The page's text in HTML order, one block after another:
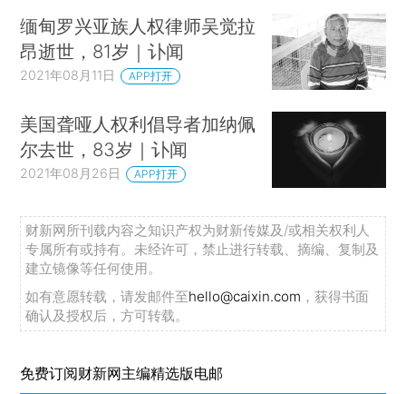
缅甸罗兴亚族人权律师吴觉拉
昂逝世，81岁｜讣闻
2021年08月11日 APP打开
美国聋哑人权利倡导者加纳佩
尔去世，83岁｜讣闻
2021年08月26日 APP打开
财新网所刊载内容之知识产权为财新传媒及/或相关权利人
专属所有或持有。未经许可，禁止进行转载、摘编、复制及
建立镜像等任何使用。
如有意愿转载，请发邮件至hello@caixin.com ，获得书面
确认及授权后，方可转载。
免费订阅财新网主编精选版电邮